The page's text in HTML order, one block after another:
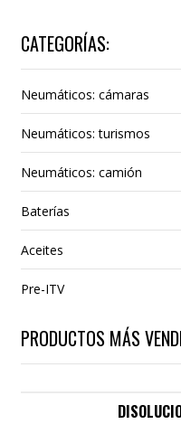
CATEGORÍAS:
Neumáticos: cámaras
Neumáticos: turismos
Neumáticos: camión
Baterías
Aceites
Pre-ITV
PRODUCTOS MÁS